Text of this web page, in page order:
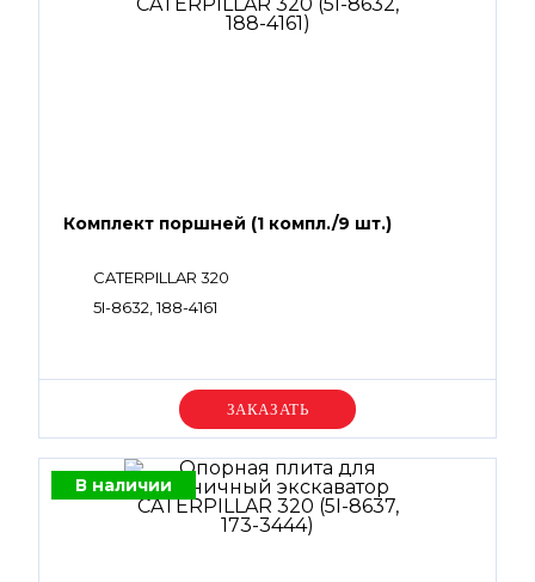
Комплект поршней (1 компл./9 шт.)
CATERPILLAR 320
5I-8632, 188-4161
Уточняйте цену
В наличии